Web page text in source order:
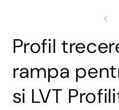
o
fereastră
Profil
rampa
si LVT